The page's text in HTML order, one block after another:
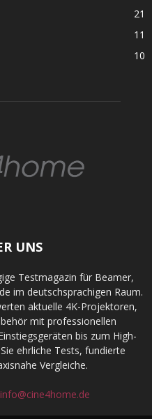
21
11
10
UNS
Testmagazin für Beamer,
im deutschsprachigen Raum.
aktuelle 4K-Projektoren,
mit professionellen
bis zum High-
ehrliche Tests, fundierte
Vergleiche.
info@cine4home.de